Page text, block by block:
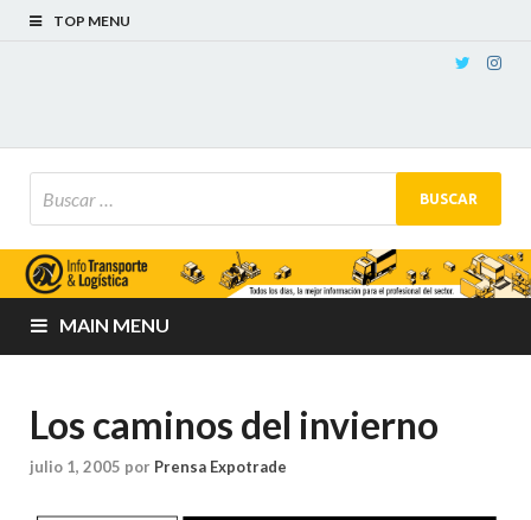
TOP MENU
MAIN MENU
Los caminos del invierno
julio 1, 2005 por Prensa Expotrade